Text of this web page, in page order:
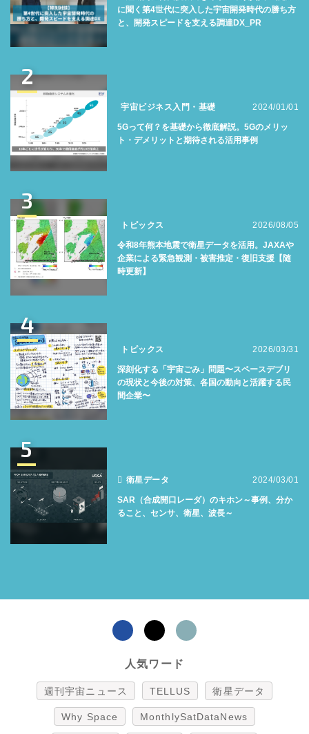
に聞く第4世代に突入した宇宙開発時代の勝ち方
と、開発スピードを支える調達DX_PR
2
宇宙ビジネス入門・基礎 2024/01/01
5Gって何？を基礎から徹底解説。5Gのメリッ
ト・デメリットと期待される活用事例
3
トピックス 2026/08/05
令和8年熊本地震で衛星データを活用。JAXAや
企業による緊急観測・被害推定・復旧支援【随
時更新】
4
トピックス 2026/03/31
深刻化する「宇宙ごみ」問題〜スペースデブリ
の現状と今後の対策、各国の動向と活躍する民
間企業〜
5
衛星データ 2024/03/01
SAR（合成開口レーダ）のキホン～事例、分か
ること、センサ、衛星、波長～
人気ワード
週刊宇宙ニュース TELLUS 衛星データ
Why Space MonthlySatDataNews